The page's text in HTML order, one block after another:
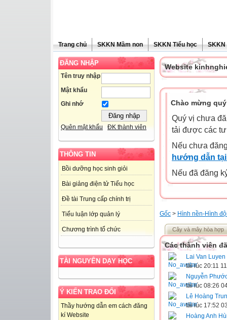
Trang chủ SKKN Mầm non SKKN Tiểu học SKKN
ĐĂNG NHẬP
Tên truy nhập
Mật khẩu
Ghi nhớ
Quên mật khẩu ĐK thành viên
THÔNG TIN
Bồi dưỡng học sinh giỏi
Bài giảng điện tử Tiểu học
Đề tài Trung cấp chính trị
Tiểu luận lớp quản lý
Chương trình tổ chức
TÀI NGUYÊN DẠY HỌC
Ý KIẾN TRAO ĐỔI
Thầy hướng dẫn em cách đăng
kí Website
Website
Chào mừng
Quý vị chưa
tải được các
Nếu chưa
hướng dẫn
Nếu đã đăng
Gốc > Hình nền-Hình
Cây và mây hòa hợp
Các thành viên
Lai Van Luyen
tải lúc 20:11
Nguyễn
tải lúc 08:26
Lê Hoàng
tải lúc 17:52
Hoàng Anh